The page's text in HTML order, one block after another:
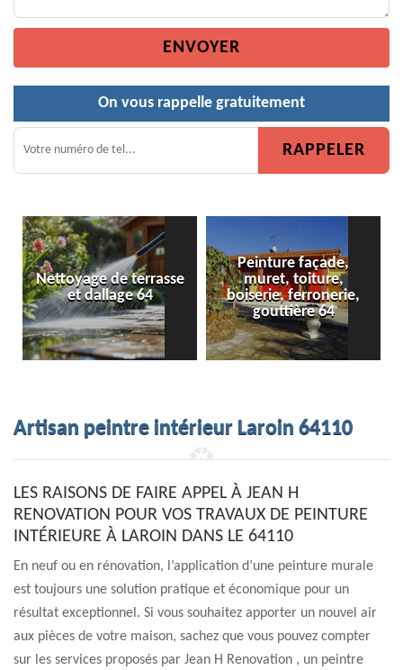
On vous rappelle gratuitement
Peinture façade,
muret, toiture,
boiserie, ferronerie,
gouttière 64
Peinture de clôture
Artisan peintre intérieur Laroin 64110
LES RAISONS DE FAIRE APPEL À JEAN H
RENOVATION POUR VOS TRAVAUX DE PEINTURE
INTÉRIEURE À LAROIN DANS LE 64110
En neuf ou en rénovation, l’application d’une peinture murale
est toujours une solution pratique et économique pour un
résultat exceptionnel. Si vous souhaitez apporter un nouvel air
aux pièces de votre maison, sachez que vous pouvez compter
sur les services proposés par Jean H Renovation , un peintre